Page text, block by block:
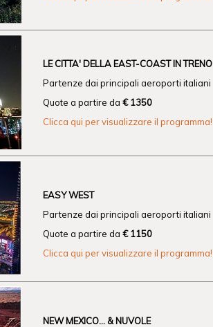
LE CITTA' DELLA EAST-COAST IN TRENO
Partenze dai principali aeroporti italiani
Quote a partire da € 1350
Clicca qui per visualizzare il programma!
EASY WEST
Partenze dai principali aeroporti italiani
Quote a partire da € 1150
Clicca qui per visualizzare il programma!
NEW MEXICO... & NUVOLE